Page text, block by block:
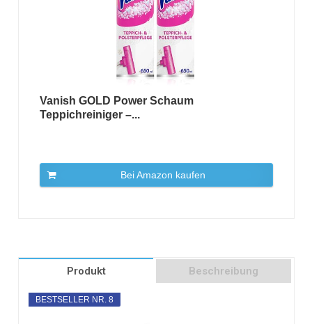
Vanish GOLD Power Schaum
Teppichreiniger –...
Bei Amazon kaufen
Produkt Beschreibung
BESTSELLER NR. 8